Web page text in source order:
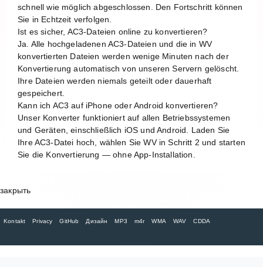
schnell wie möglich abgeschlossen. Den Fortschritt können
Sie in Echtzeit verfolgen.
Ist es sicher, AC3-Dateien online zu konvertieren?
Ja. Alle hochgeladenen AC3-Dateien und die in WV
konvertierten Dateien werden wenige Minuten nach der
Konvertierung automatisch von unseren Servern gelöscht.
Ihre Dateien werden niemals geteilt oder dauerhaft
gespeichert.
Kann ich AC3 auf iPhone oder Android konvertieren?
Unser Konverter funktioniert auf allen Betriebssystemen
und Geräten, einschließlich iOS und Android. Laden Sie
Ihre AC3-Datei hoch, wählen Sie WV in Schritt 2 und starten
Sie die Konvertierung — ohne App-Installation.
закрыть
Kontakt Privacy GitHub Дизайн MP3 m4r WMA WAV CDDA